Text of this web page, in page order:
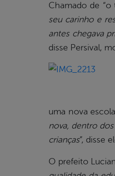
Chamado de “o
seu carinho e
antes chegava
disse Persival,
uma nova
nova, dentro
crianças”, disse
O prefeito